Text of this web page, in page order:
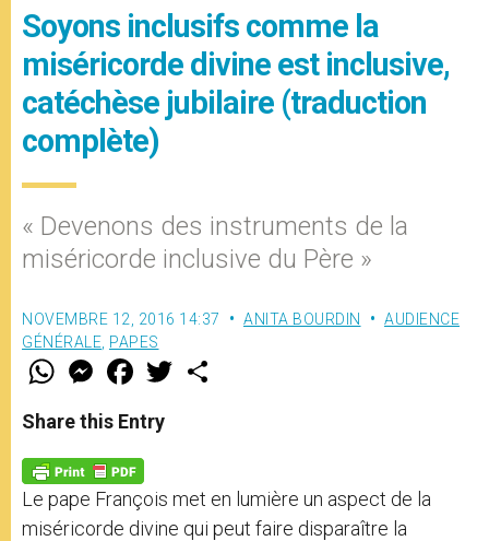
Soyons inclusifs comme la
miséricorde divine est inclusive,
catéchèse jubilaire (traduction
complète)
« Devenons des instruments de la
miséricorde inclusive du Père »
NOVEMBRE 12, 2016 14:37 ANITA BOURDIN
AUDIENCE
GÉNÉRALE PAPES
W
t
s
p
p
M
e
s
e
g
e
r
F
a
e
b
o
k
w
Share this Entry
Le pape François met en lumière un aspect de la
miséricorde divine qui peut faire disparaître la